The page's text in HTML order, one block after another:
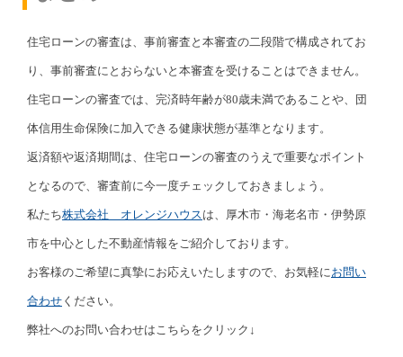
住宅ローンの審査は、事前審査と本審査の二段階で構成されてお
り、事前審査にとおらないと本審査を受けることはできません。
住宅ローンの審査では、完済時年齢が80歳未満であることや、団
体信用生命保険に加入できる健康状態が基準となります。
返済額や返済期間は、住宅ローンの審査のうえで重要なポイント
となるので、審査前に今一度チェックしておきましょう。
私たち株式会社 オレンジハウス は、厚木市・海老名市・伊勢原
市を中心とした不動産情報をご紹介しております。
お客様のご希望に真摯にお応えいたしますので、お気軽に お問い
合わせ ください。
弊社へのお問い合わせはこちらをクリック↓